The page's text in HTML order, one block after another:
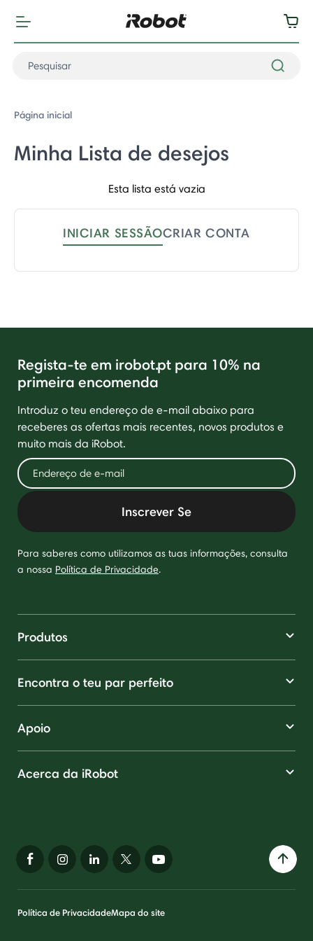
Página inicial
Minha Lista de desejos
Esta lista está vazia
INICIAR SESSÃOCRIAR CONTA
Regista-te em irobot.pt para 10% na
primeira encomenda
Introduz o teu endereço de e-mail abaixo para
receberes as ofertas mais recentes, novos produtos e
muito mais da iRobot.
Inscrever Se
Para saberes como utilizamos as tuas informações, consulta
a nossa Política de Privacidade.
Produtos
Encontra o teu par perfeito
Apoio
Acerca da iRobot
Política de PrivacidadeMapa do site